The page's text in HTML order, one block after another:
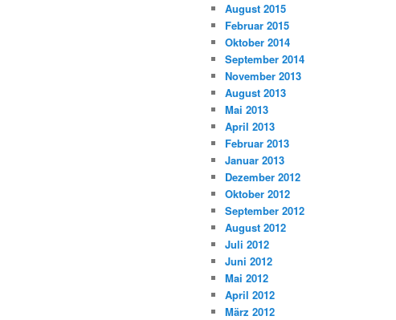
August 2015
Februar 2015
Oktober 2014
September 2014
November 2013
August 2013
Mai 2013
April 2013
Februar 2013
Januar 2013
Dezember 2012
Oktober 2012
September 2012
August 2012
Juli 2012
Juni 2012
Mai 2012
April 2012
März 2012